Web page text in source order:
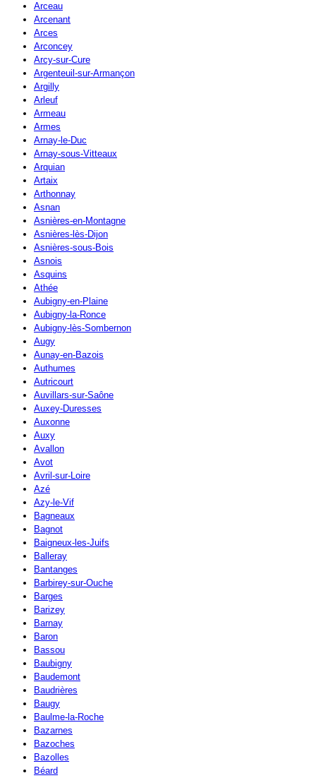
Arceau
Arcenant
Arces
Arconcey
Arcy-sur-Cure
Argenteuil-sur-Armançon
Argilly
Arleuf
Armeau
Armes
Arnay-le-Duc
Arnay-sous-Vitteaux
Arquian
Artaix
Arthonnay
Asnan
Asnières-en-Montagne
Asnières-lès-Dijon
Asnières-sous-Bois
Asnois
Asquins
Athée
Aubigny-en-Plaine
Aubigny-la-Ronce
Aubigny-lès-Sombernon
Augy
Aunay-en-Bazois
Authumes
Autricourt
Auvillars-sur-Saône
Auxey-Duresses
Auxonne
Auxy
Avallon
Avot
Avril-sur-Loire
Azé
Azy-le-Vif
Bagneaux
Bagnot
Baigneux-les-Juifs
Balleray
Bantanges
Barbirey-sur-Ouche
Barges
Barizey
Barnay
Baron
Bassou
Baubigny
Baudemont
Baudrières
Baugy
Baulme-la-Roche
Bazarnes
Bazoches
Bazolles
Béard